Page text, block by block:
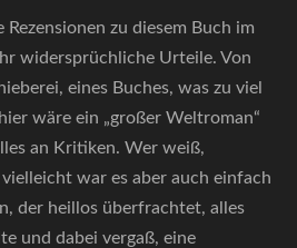
zu diesem Buch im
widersprüchliche Urteile. Von
eines Buches, was zu viel
wäre ein „großer Weltroman“
an Kritiken. Wer weiß,
war es aber auch einfach
der heillos überfrachtet, alles
und dabei vergaß, eine